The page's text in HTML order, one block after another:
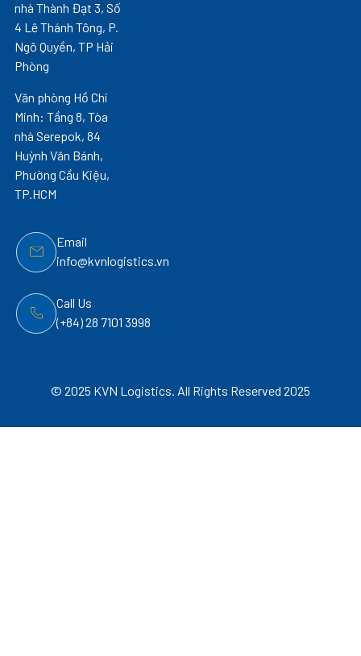
nhà Thành Đạt 3, Số
4 Lê Thánh Tông, P.
Ngô Quyền, TP Hải
Phòng
Văn phòng Hồ Chí
Minh: Tầng 8, Tòa
nhà Serepok, 84
Huỳnh Văn Bánh,
Phường Cầu Kiệu,
TP.HCM
Email
info@kvnlogistics.vn
Call Us
(+84) 28 7101 3998
© 2025 KVN Logistics. All Rights Reserved 2025